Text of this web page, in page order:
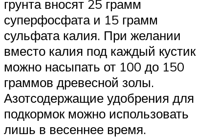
грунта вносят 25 грамм
суперфосфата и 15 грамм
сульфата калия. При желании
вместо калия под каждый кустик
можно насыпать от 100 до 150
граммов древесной золы.
Азотсодержащие удобрения для
подкормок можно использовать
лишь в весеннее время.